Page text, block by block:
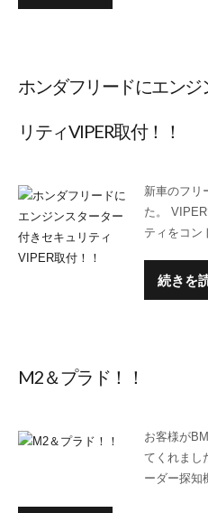
ホンダフリードにエン
リティVIPER取付！！
新車のフリ
た。
ティをコン
続きを
M2＆プラド！！
お客様が
てくれまし
ーダー探